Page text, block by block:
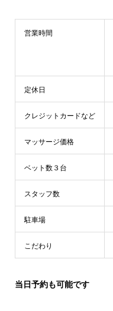
営業時間
定休日
クレジットカードなど
マッサージ価格
ベット数３台
スタッフ数
駐車場
こだわり
当日予約も可能です